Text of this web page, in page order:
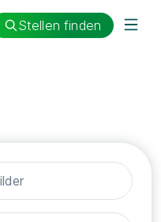
Stellen finden